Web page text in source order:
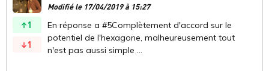
1
1
Modifié le 17/04/2019 à 15:27
En réponse a #5Complètement d'accord sur le
potentiel de l'hexagone, malheureusement tout
n'est pas aussi simple ...